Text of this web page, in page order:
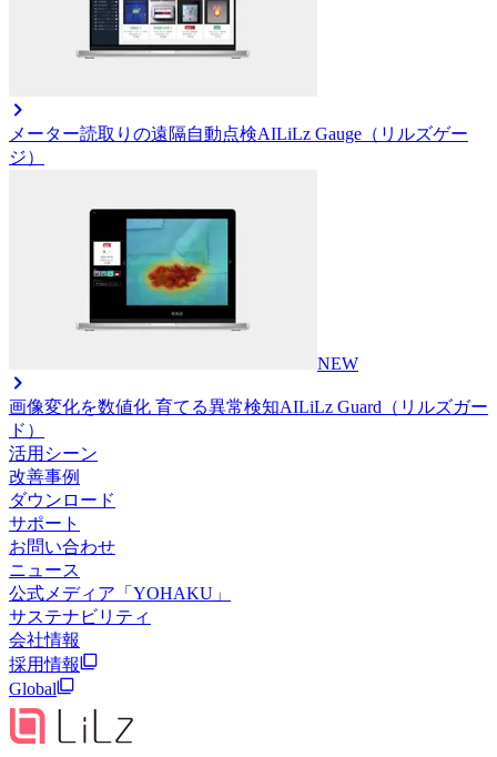
メーター読取りの遠隔自動点検AILiLz Gauge（リルズゲー
ジ）
NEW
画像変化を数値化 育てる異常検知AILiLz Guard（リルズガー
ド）
活用シーン
改善事例
ダウンロード
サポート
お問い合わせ
ニュース
公式メディア「YOHAKU」
サステナビリティ
会社情報
採用情報
Global